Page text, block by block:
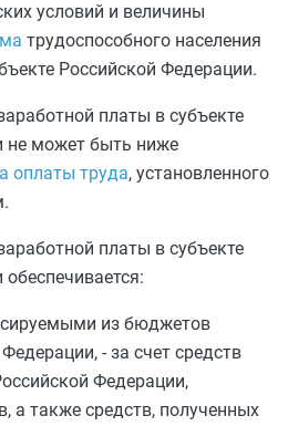
условий и величины
трудоспособного населения
Российской Федерации.
платы в субъекте
не может быть ниже
оплаты труда, установленного
платы в субъекте
из бюджетов
- за счет средств
Федерации,
а также средств, полученных